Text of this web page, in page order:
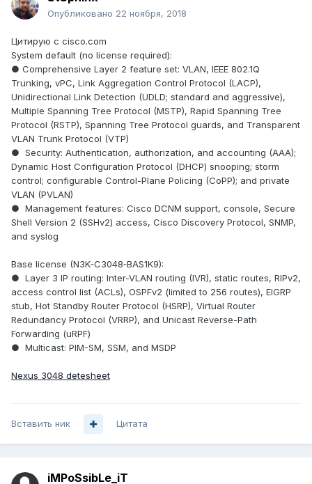
Опубликовано 22 ноября, 2018
Цитирую с cisco.com
System default (no license required):
● Comprehensive Layer 2 feature set: VLAN, IEEE 802.1Q
Trunking, vPC, Link Aggregation Control Protocol (LACP),
Unidirectional Link Detection (UDLD; standard and aggressive),
Multiple Spanning Tree Protocol (MSTP), Rapid Spanning Tree
Protocol (RSTP), Spanning Tree Protocol guards, and Transparent
VLAN Trunk Protocol (VTP)
● Security: Authentication, authorization, and accounting (AAA);
Dynamic Host Configuration Protocol (DHCP) snooping; storm
control; configurable Control-Plane Policing (CoPP); and private
VLAN (PVLAN)
● Management features: Cisco DCNM support, console, Secure
Shell Version 2 (SSHv2) access, Cisco Discovery Protocol, SNMP,
and syslog
Base license (N3K‑C3048‑BAS1K9):
● Layer 3 IP routing: Inter-VLAN routing (IVR), static routes, RIPv2,
access control list (ACLs), OSPFv2 (limited to 256 routes), EIGRP
stub, Hot Standby Router Protocol (HSRP), Virtual Router
Redundancy Protocol (VRRP), and Unicast Reverse-Path
Forwarding (uRPF)
● Multicast: PIM-SM, SSM, and MSDP
Nexus 3048 detesheet
Вставить ник Цитата
iMPoSsibLe_iT